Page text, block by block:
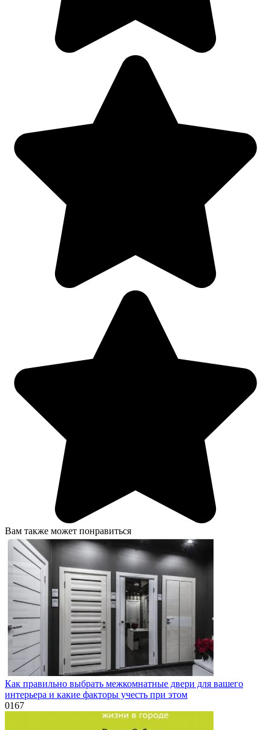
Вам также может понравиться
Как правильно выбрать межкомнатные двери для вашего
интерьера и какие факторы учесть при этом
0167